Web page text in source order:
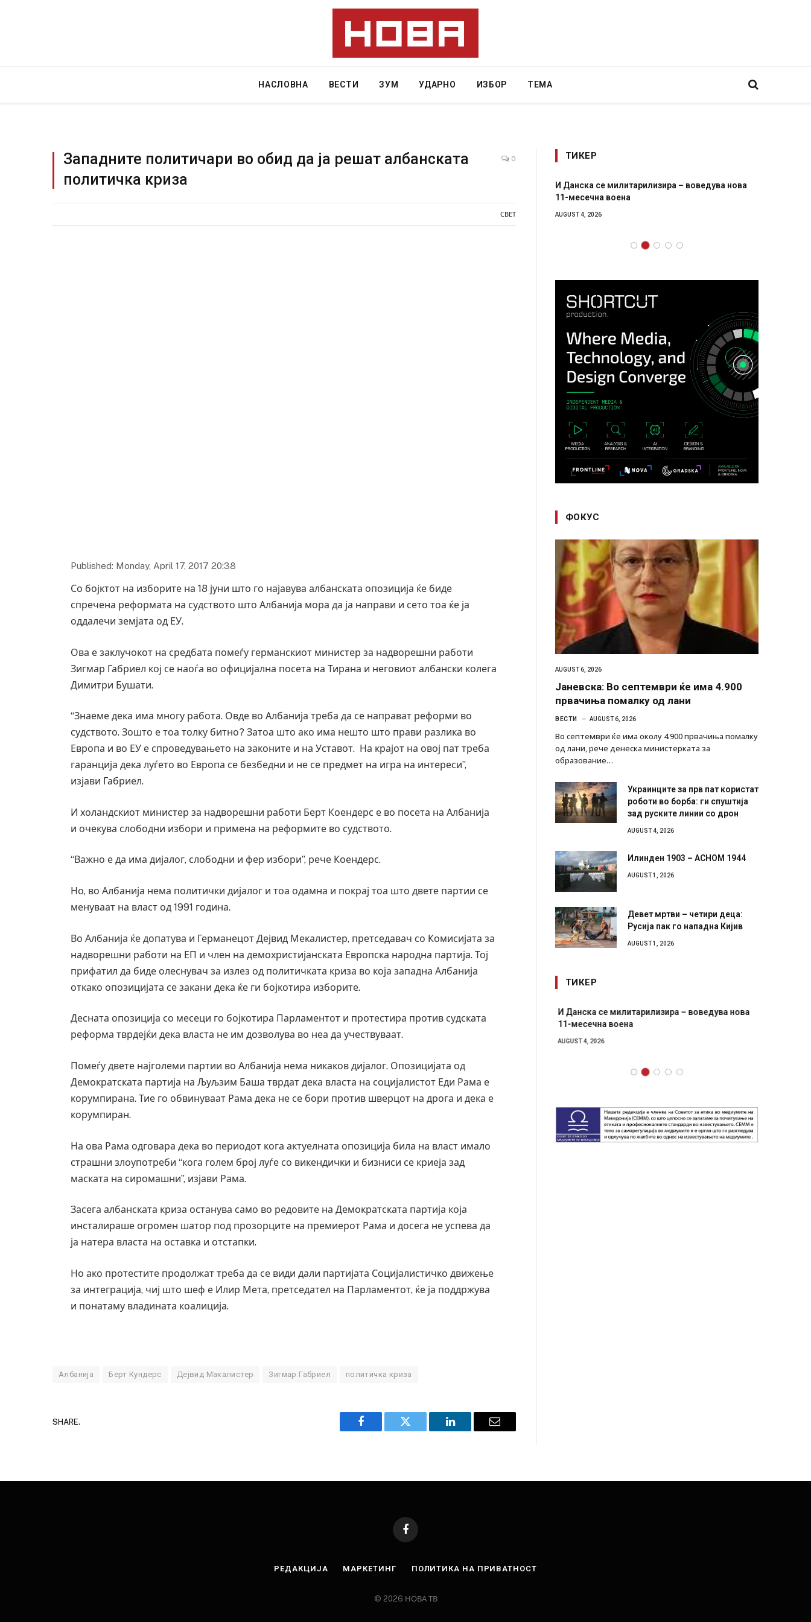
НАСЛОВНА ВЕСТИ ЗУМ УДАРНО ИЗБОР ТЕМА
Западните политичари во обид да ја решат албанската
политичка криза
0
СВЕТ
Published: Monday, April 17, 2017 20:38
Со бојктот на изборите на 18 јуни што го најавува албанската опозиција ќе биде
спречена реформата на судството што Албанија мора да ја направи и сето тоа ќе ја
оддалечи земјата од ЕУ.
Ова е заклучокот на средбата помеѓу германскиот министер за надворешни работи
Зигмар Габриел кој се наоѓа во официјална посета на Тирана и неговиот албански колега
Димитри Бушати.
“Знаеме дека има многу работа. Овде во Албанија треба да се направат реформи во
судството. Зошто е тоа толку битно? Затоа што ако има нешто што прави разлика во
Европа и во ЕУ е спроведувањето на законите и на Уставот. На крајот на овој пат треба
гаранција дека луѓето во Европа се безбедни и не се предмет на игра на интереси”,
изјави Габриел.
И холандскиот министер за надворешни работи Берт Коендерс е во посета на Албанија
и очекува слободни избори и примена на реформите во судството.
“Важно е да има дијалог, слободни и фер избори”, рече Коендерс.
Но, во Албанија нема политички дијалог и тоа одамна и покрај тоа што двете партии се
менуваат на власт од 1991 година.
Во Албанија ќе допатува и Германецот Дејвид Мекалистер, претседавач со Комисијата за
надворешни работи на ЕП и член на демохристијанската Европска народна партија. Тој
прифатил да биде олеснувач за излез од политичката криза во која западна Албанија
откако опозицијата се закани дека ќе ги бојкотира изборите.
Десната опозиција со месеци го бојкотира Парламентот и протестира против судската
реформа тврдејќи дека власта не им дозволува во неа да учествуваат.
Помеѓу двете најголеми партии во Албанија нема никаков дијалог. Опозицијата од
Демократската партија на Љуљзим Баша тврдат дека власта на социјалистот Еди Рама е
корумпирана. Тие го обвинуваат Рама дека не се бори против шверцот на дрога и дека е
корумпиран.
На ова Рама одговара дека во периодот кога актуелната опозиција била на власт имало
страшни злоупотреби “кога голем број луѓе со викендички и бизниси се криеја зад
маската на сиромашни”, изјави Рама.
Засега албанската криза останува само во редовите на Демократската партија која
инсталираше огромен шатор под прозорците на премиерот Рама и досега не успева да
ја натера власта на оставка и отстапки.
Но ако протестите продолжат треба да се види дали партијата Социјалистичко движење
за интеграција, чиј што шеф е Илир Мета, претседател на Парламентот, ќе ја поддржува
и понатаму владината коалиција.
Албанија Берт Кундерс Дејвид Макалистер Зигмар Габриел политичка криза
SHARE.
Facebook Twitter LinkedIn Email
ТИКЕР
Грција: Горат Парос, Андрос, Калимнос, Крит, …
И Данска се милитарилизира – воведува нова
11-месечна воена
AUGUST 4, 2026
ФОКУС
AUGUST 6, 2026
Јаневска: Во септември ќе има 4.900
првачиња помалку од лани
ВЕСТИ AUGUST 6, 2026
Во септември ќе има околу 4.900 првачиња помалку
од лани, рече денеска министерката за
образование…
Украинците за прв пат користат
роботи во борба: ги спуштија
зад руските линии со дрон
AUGUST 4, 2026
Илинден 1903 – АСНОМ 1944
AUGUST 1, 2026
Девет мртви – четири деца:
Русија пак го нападна Кијив
AUGUST 1, 2026
ТИКЕР
Грција: Горат Парос, Андрос, Калимнос, Крит, …
главниот српски град – оштетени автомобили и
локали
И Данска се милитарилизира – воведува нова
11-месечна воена
AUGUST 4, 2026
Facebook
РЕДАКЦИЈА МАРКЕТИНГ ПОЛИТИКА НА ПРИВАТНОСТ
© 2026 НОВА ТВ